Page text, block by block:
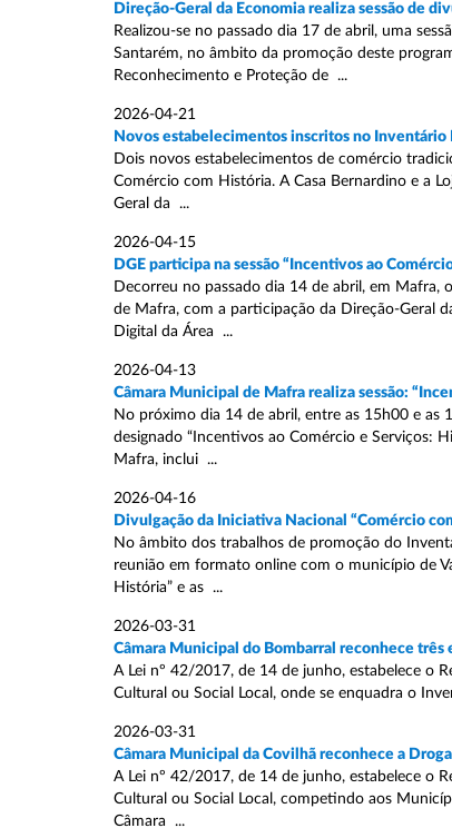
Direção-Geral da Economia realiza sessão de
Realizou-se no passado dia 17 de abril, uma
Santarém, no âmbito da promoção deste
Reconhecimento e Proteção de ...
2026-04-21
Novos estabelecimentos inscritos no
Dois novos estabelecimentos de comércio
Comércio com História. A Casa Bernardino e a
Geral da ...
2026-04-15
DGE participa na sessão “Incentivos ao
Decorreu no passado dia 14 de abril, em Mafra,
de Mafra, com a participação da Direção-Geral
Digital da Área ...
2026-04-13
Câmara Municipal de Mafra realiza sessão:
No próximo dia 14 de abril, entre as 15h00 e as
designado “Incentivos ao Comércio e Serviços:
Mafra, inclui ...
2026-04-16
Divulgação da Iniciativa Nacional “Comércio
No âmbito dos trabalhos de promoção do
reunião em formato online com o município de
História” e as ...
2026-03-31
Câmara Municipal do Bombarral reconhece
A Lei nº 42/2017, de 14 de junho, estabelece o
Cultural ou Social Local, onde se enquadra o
2026-03-31
Câmara Municipal da Covilhã reconhece a
A Lei nº 42/2017, de 14 de junho, estabelece o
Cultural ou Social Local, competindo aos
Câmara ...